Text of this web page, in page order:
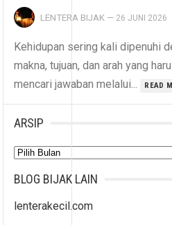
LENTERA BIJAK — 26 JUNI 2026
Kehidupan sering kali dipenuhi
makna, tujuan, dan arah yang
mencari jawaban melalui...
READ
ARSIP
Arsip
BLOG BIJAK LAIN
lenterakecil.com